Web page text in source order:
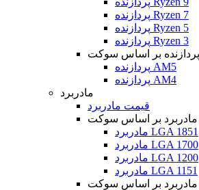
پردازنده Ryzen 7
پردازنده Ryzen 5
پردازنده Ryzen 3
پردازنده AM5
پردازنده AM4
مادربرد
قیمت مادربرد
مادربرد LGA 1851
مادربرد LGA 1700
مادربرد LGA 1200
مادربرد LGA 1151